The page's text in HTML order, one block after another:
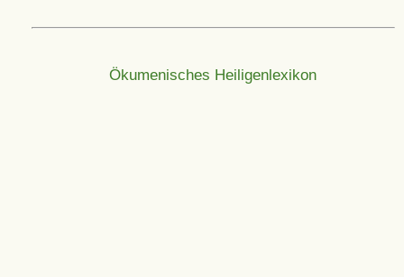
Ökumenisches Heiligenlexikon